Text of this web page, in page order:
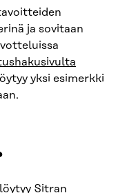
ja sovitaan
yksi esimerkki
löytyy Sitran